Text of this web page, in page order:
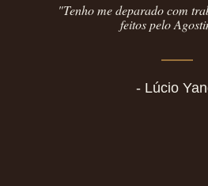
"Tenho me deparado com
feitos pelo
- Lúcio